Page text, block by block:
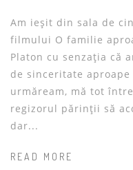
Am ieșit din sala de
filmului O familie
Platon cu senzația că
de sinceritate
urmăream, mă tot
regizorul părinții să
dar...
READ MORE